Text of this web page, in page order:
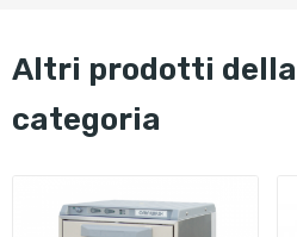
altri prodotti della stessa
categoria